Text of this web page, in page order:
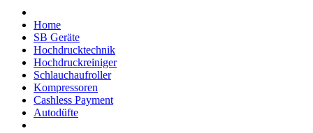
Home
SB Geräte
Hochdrucktechnik
Hochdruckreiniger
Schlauchaufroller
Kompressoren
Cashless Payment
Autodüfte